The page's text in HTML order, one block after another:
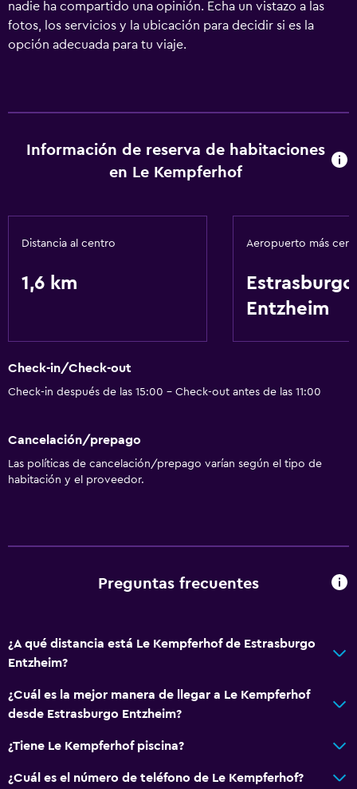
nadie ha compartido una opinión. Echa un vistazo a las
fotos, los servicios y la ubicación para decidir si es la
opción adecuada para tu viaje.
Información de reserva de habitaciones
en Le Kempferhof
Distancia al centro
1,6 km
Aeropuerto más
Estrasburgo
Entzheim
Check-in/Check-out
Check-in después de las 15:00 - Check-out antes de las 11:00
Cancelación/prepago
Las políticas de cancelación/prepago varían según el tipo de
habitación y el proveedor.
Preguntas frecuentes
¿A qué distancia está Le Kempferhof de Estrasburgo
Entzheim?
¿Cuál es la mejor manera de llegar a Le Kempferhof
desde Estrasburgo Entzheim?
¿Tiene Le Kempferhof piscina?
¿Cuál es el número de teléfono de Le Kempferhof?